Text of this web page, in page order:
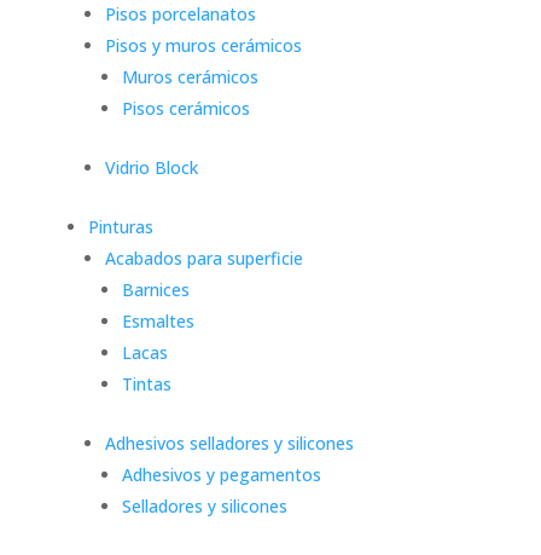
Pisos porcelanatos
Pisos y muros cerámicos
Muros cerámicos
Pisos cerámicos
Vidrio Block
Pinturas
Acabados para superficie
Barnices
Esmaltes
Lacas
Tintas
Adhesivos selladores y silicones
Adhesivos y pegamentos
Selladores y silicones